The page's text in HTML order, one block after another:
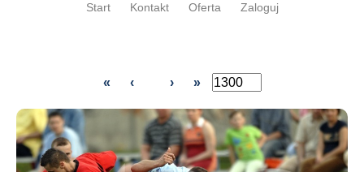
Start Kontakt Oferta Zaloguj
« ‹ › »